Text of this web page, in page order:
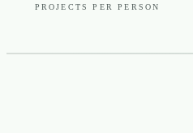
PROJECTS PER PERSON